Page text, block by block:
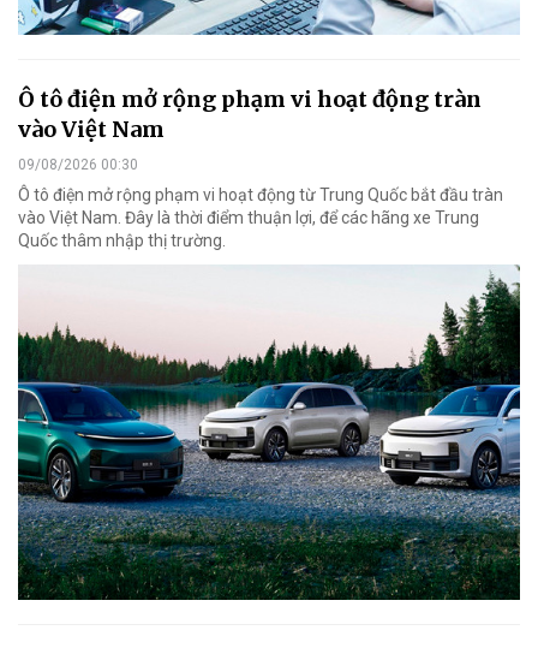
Ô tô điện mở rộng phạm vi hoạt động tràn
vào Việt Nam
09/08/2026 00:30
Ô tô điện mở rộng phạm vi hoạt động từ Trung Quốc bắt đầu tràn
vào Việt Nam. Đây là thời điểm thuận lợi, để các hãng xe Trung
Quốc thâm nhập thị trường.